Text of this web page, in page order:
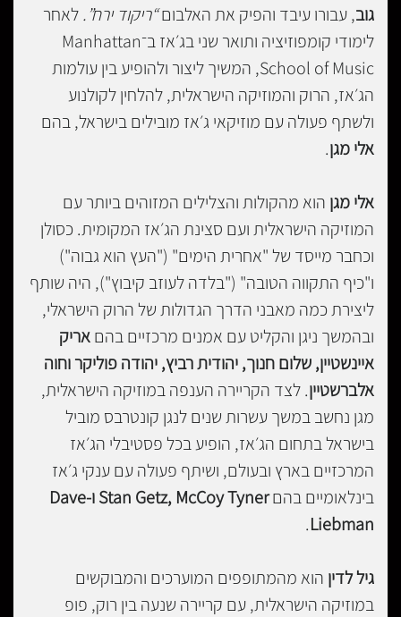
גוב, עבורו עיבד והפיק את האלבום“ריקוד ירח”.לאחר
לימודי קומפוזיציה ותואר שני בג׳אז ב־Manhattan
School of Music, המשיך ליצור ולהופיע בין עולמות
הג׳אז, הרוק והמוזיקה הישראלית, להלחין לקולנוע
ולשתף פעולה עם מוזיקאי ג׳אז מובילים בישראל, בהם
אלי מגן.
אלי מגן הוא מהקולות והצלילים המזוהים ביותר עם
המוזיקה הישראלית ועם סצינת הג׳אז המקומית. כסולן
וכחבר מייסד של "אחרית הימים" ("העץ הוא גבוה")
ו"כיף התקווה הטובה" ("בלדה לעוזב קיבוץ"), היה שותף
ליצירת כמה מאבני הדרך הגדולות של הרוק הישראלי,
ובהמשך ניגן והקליט עם אמנים מרכזיים בהםאריק
איינשטיין, שלום חנוך, יהודית רביץ, יהודה פוליקר וחוה
אלברשטיין. לצד הקריירה הענפה במוזיקה הישראלית,
מגן נחשב במשך עשרות שנים לנגן קונטרבס מוביל
בישראל בתחום הג׳אז, הופיע בכל פסטיבלי הג׳אז
המרכזיים בארץ ובעולם, ושיתף פעולה עם ענקי ג׳אז
בינלאומיים בהם
Stan Getz, McCoy Tyner ו-Dave
Liebman
.
גיל לדין הוא מהמתופפים המוערכים והמבוקשים
במוזיקה הישראלית, עם קריירה שנעה בין רוק, פופ